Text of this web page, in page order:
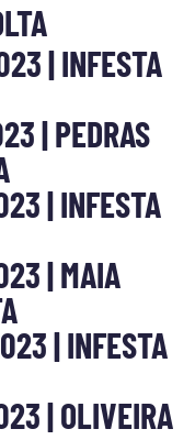
| INFESTA
| PEDRAS
| INFESTA
| MAIA
| INFESTA
| OLIVEIRA